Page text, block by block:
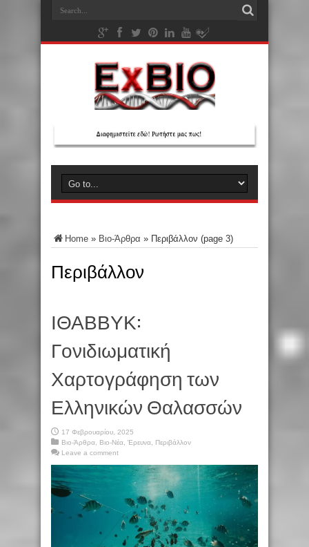
Home » Βιο-Άρθρα » Περιβάλλον (page 3)
Περιβάλλον
ΙΘΑΒΒΥΚ:
Γονιδιωματική
Χαρτογράφηση των
Ελληνικών Θαλασσών
17 Φεβρουαρίου, 2025
Βιο-Άρθρα
Βιο-Νέα Έρευνα
Περιβάλλον
Leave a comment